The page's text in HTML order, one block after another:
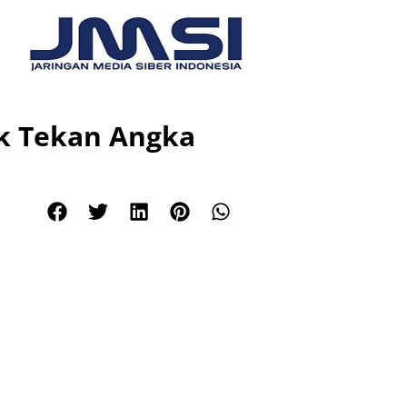
Tekan Angka